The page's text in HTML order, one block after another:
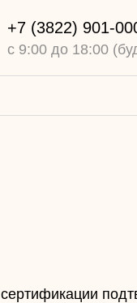
+7 (3822) 901-
с 9:00 до 18:00